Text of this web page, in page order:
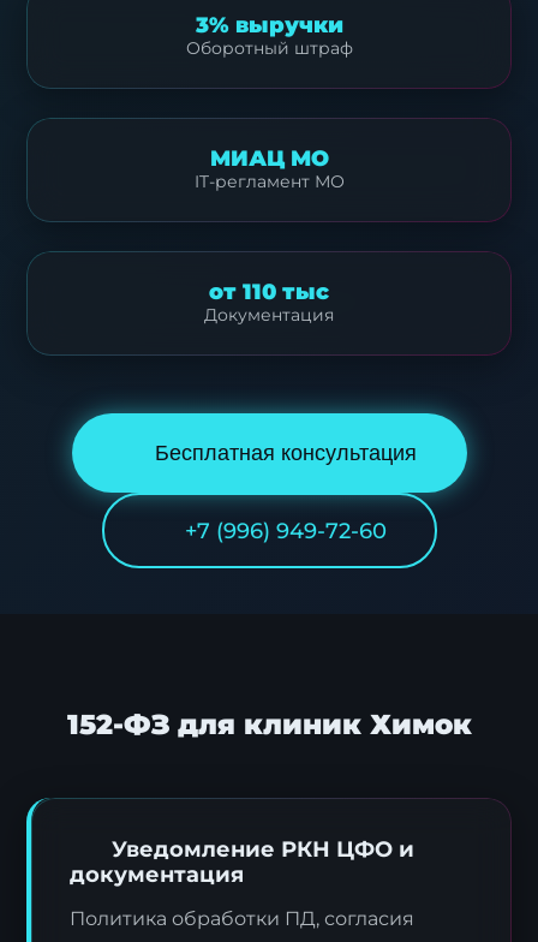
3% выручки
Оборотный штраф
МИАЦ МО
IT-регламент МО
от 110 тыс
Документация
Бесплатная консультация
+7 (996) 949-72-60
152-ФЗ для клиник Химок
Уведомление РКН ЦФО и
документация
Политика обработки ПД, согласия